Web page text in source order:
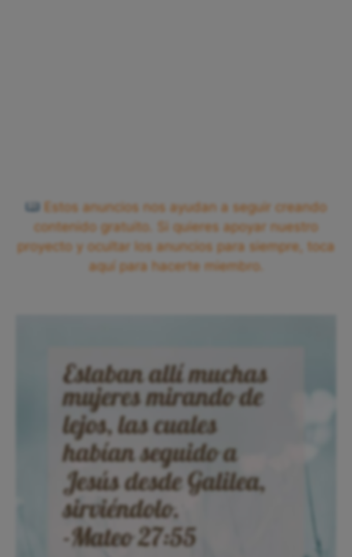
Estos anuncios nos ayudan a seguir creando
contenido gratuito. Si quieres apoyar nuestro
proyecto y ocultar los anuncios para siempre, toca
aquí para hacerte miembro.